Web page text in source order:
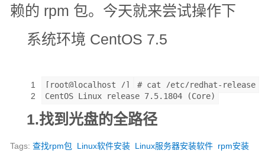
赖的 rpm 包。今天就来尝试操作下
系统环境 CentOS 7.5
1
2
[root@localhost /]
# cat /etc/redhat-release
CentOS Linux release 7.5.1804 (Core)
1.找到光盘的全路径
Tags:查找rpm包 Linux软件安装 Linux服务器安装软件 rpm安装